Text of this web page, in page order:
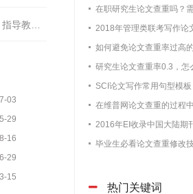
责任人
03
29
16
29
15
2018年管理类联考写作论
如何避免论文查重率过高
研究生论文查重率0.3，怎
毕业生必看论文查重修改
热门关键词